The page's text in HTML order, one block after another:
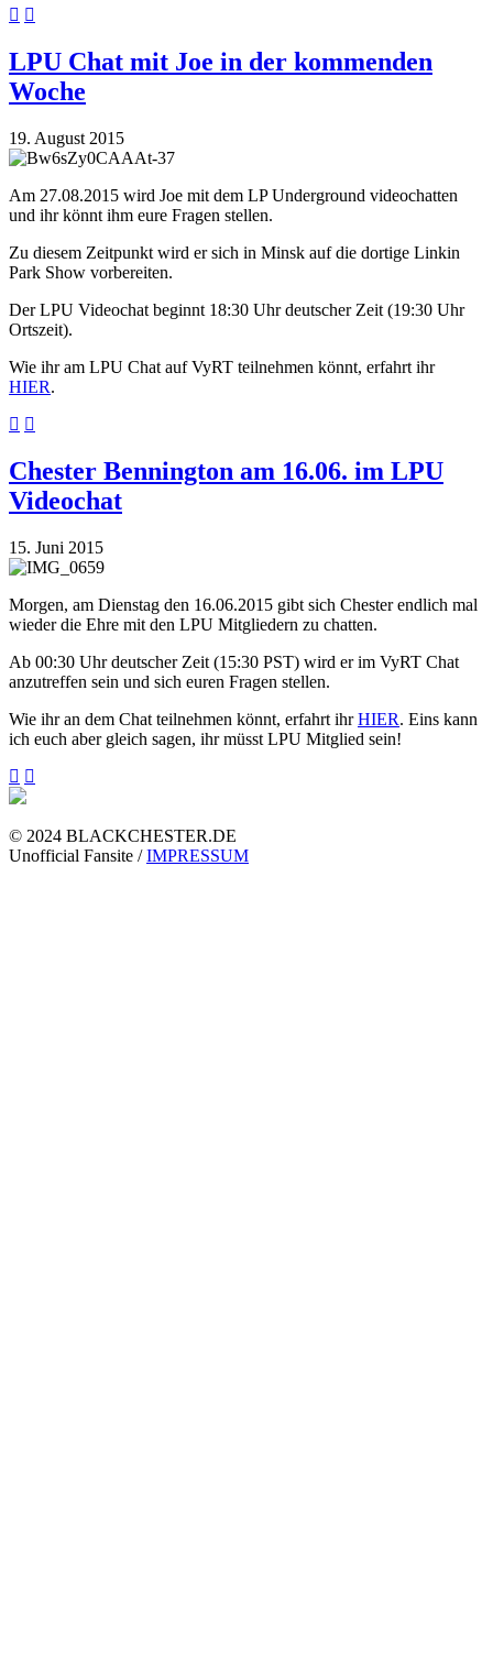
LPU Chat mit Joe in der kommenden
Woche
19. August 2015
Am 27.08.2015 wird Joe mit dem LP Underground videochatten
und ihr könnt ihm eure Fragen stellen.
Zu diesem Zeitpunkt wird er sich in Minsk auf die dortige Linkin
Park Show vorbereiten.
Der LPU Videochat beginnt 18:30 Uhr deutscher Zeit (19:30 Uhr
Ortszeit).
Wie ihr am LPU Chat auf VyRT teilnehmen könnt, erfahrt ihr
HIER.
Chester Bennington am 16.06. im LPU
Videochat
15. Juni 2015
Morgen, am Dienstag den 16.06.2015 gibt sich Chester endlich mal
wieder die Ehre mit den LPU Mitgliedern zu chatten.
Ab 00:30 Uhr deutscher Zeit (15:30 PST) wird er im VyRT Chat
anzutreffen sein und sich euren Fragen stellen.
Wie ihr an dem Chat teilnehmen könnt, erfahrt ihrHIER. Eins kann
ich euch aber gleich sagen, ihr müsst LPU Mitglied sein!
© 2024 BLACKCHESTER.DE
Unofficial Fansite /IMPRESSUM